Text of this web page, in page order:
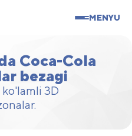
MENYU
Coca-Cola
bezagi
3D